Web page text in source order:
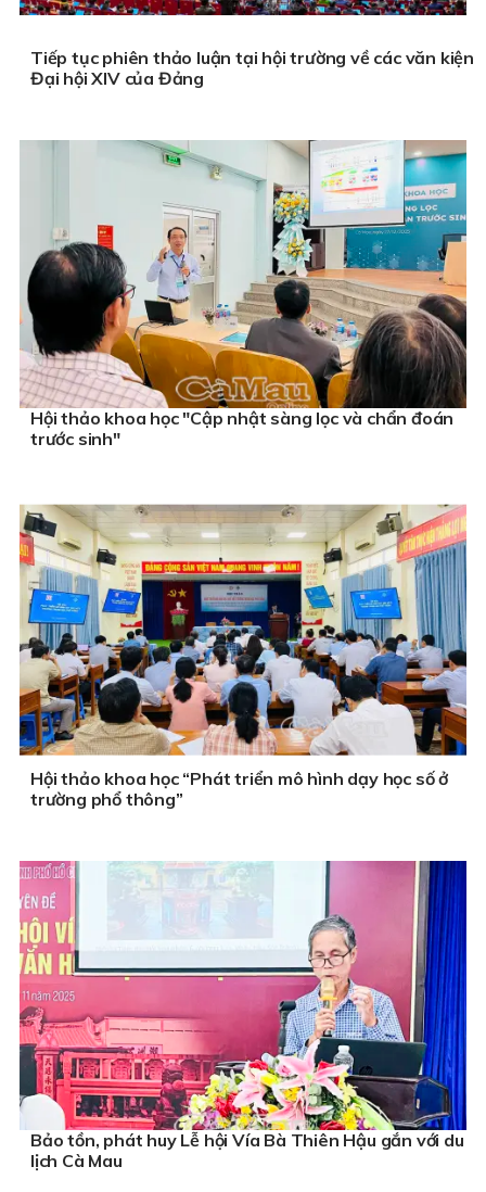
Tiếp tục phiên thảo luận tại hội trường về các văn kiện
Đại hội XIV của Đảng
Hội thảo khoa học "Cập nhật sàng lọc và chẩn đoán
trước sinh"
Hội thảo khoa học “Phát triển mô hình dạy học số ở
trường phổ thông”
Bảo tồn, phát huy Lễ hội Vía Bà Thiên Hậu gắn với du
lịch Cà Mau